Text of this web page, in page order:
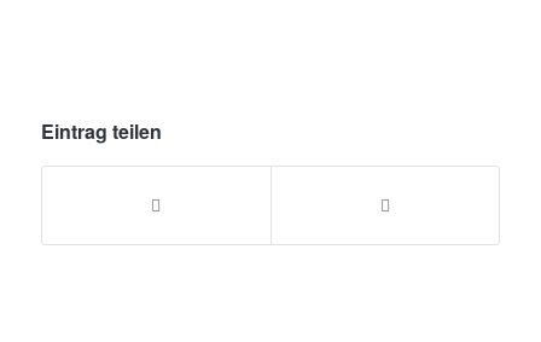
Eintrag teilen